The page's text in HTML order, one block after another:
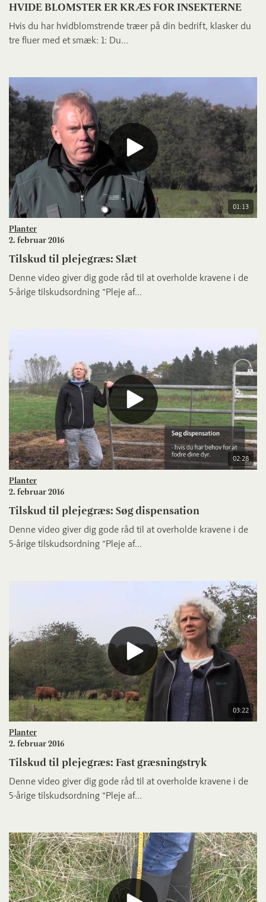
HVIDE BLOMSTER ER KRÆS FOR INSEKTERNE
Hvis du har hvidblomstrende træer på din bedrift, klasker du
tre fluer med et smæk: 1: Du...
01:13
Planter
2. februar 2016
Tilskud til plejegræs: Slæt
Denne video giver dig gode råd til at overholde kravene i de
5-årige tilskudsordning ”Pleje af...
02:28
Planter
2. februar 2016
Tilskud til plejegræs: Søg dispensation
Denne video giver dig gode råd til at overholde kravene i de
5-årige tilskudsordning ”Pleje af...
03:22
Planter
2. februar 2016
Tilskud til plejegræs: Fast græsningstryk
Denne video giver dig gode råd til at overholde kravene i de
5-årige tilskudsordning ”Pleje af...